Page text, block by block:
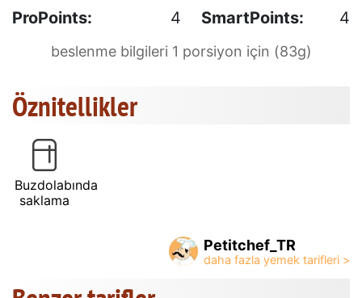
ProPoints:
4 SmartPoints: 4
beslenme bilgileri 1 porsiyon için (83g)
Öznitellikler
Buzdolabında
saklama
Petitchef_TR